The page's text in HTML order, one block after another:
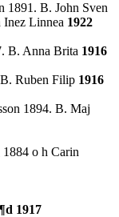
1891. B. John Sven
Inez Linnea 1922
B. Anna Brita 1916
Ruben Filip 1916
1894. B. Maj
1884 o h Carin
1917